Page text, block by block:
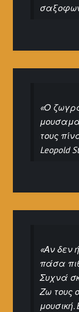
«Ο
τους
Leopold
«Αν δεν
πάσα
Συχνά
Ζω τους